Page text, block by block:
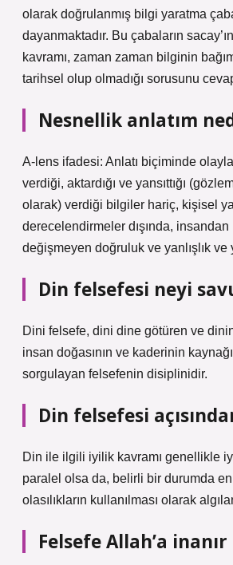
olarak doğrulanmış bilgi yaratma
dayanmaktadır. Bu çabaların
kavramı, zaman zaman bilginin
tarihsel olup olmadığı sorusunu
Nesnellik anlatım
A-lens ifadesi: Anlatı biçiminde
verdiği, aktardığı ve yansıttığı
olarak) verdiği bilgiler hariç, kişisel
derecelendirmeler dışında,
değişmeyen doğruluk ve yanlışlık ve
Din felsefesi neyi
Dini felsefe, dini dine götüren ve dinin
insan doğasının ve kaderinin
sorgulayan felsefenin disiplinidir.
Din felsefesi
Din ile ilgili iyilik kavramı genellikle
paralel olsa da, belirli bir durumda en
olasılıkların kullanılması olarak
Felsefe Allah’a inanır